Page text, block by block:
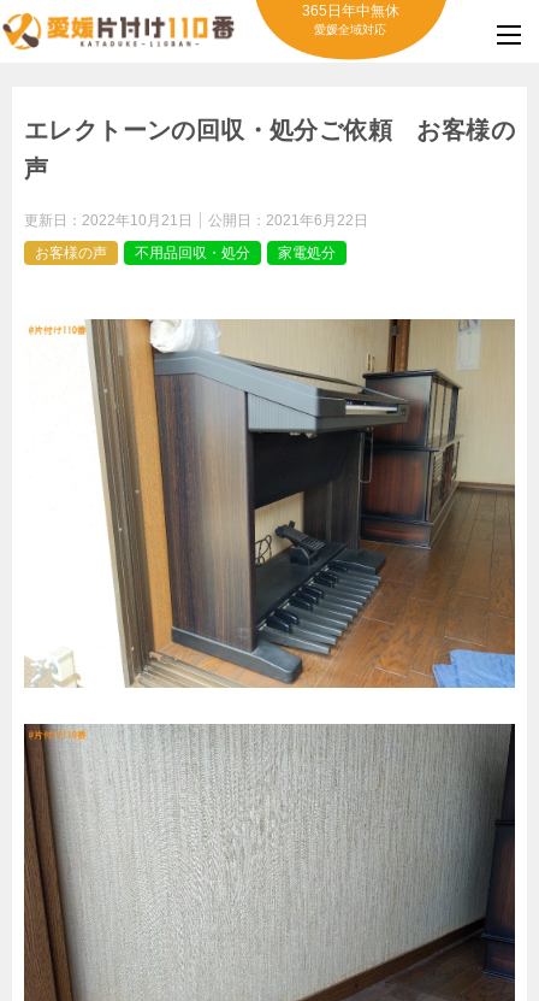
365日年中無休
愛媛全域対応
エレクトーンの回収・処分ご依頼 お客様の
声
更新日： 2022年10月21日 公開日： 2021年6月22日
お客様の声
不用品回収・処分 家電処分